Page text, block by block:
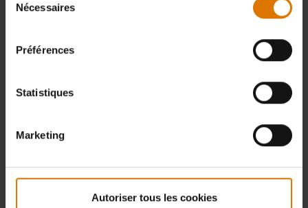
Nécessaires
Préférences
Statistiques
Marketing
Autoriser tous les cookies